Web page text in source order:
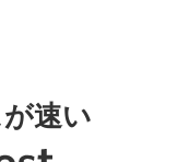
速い